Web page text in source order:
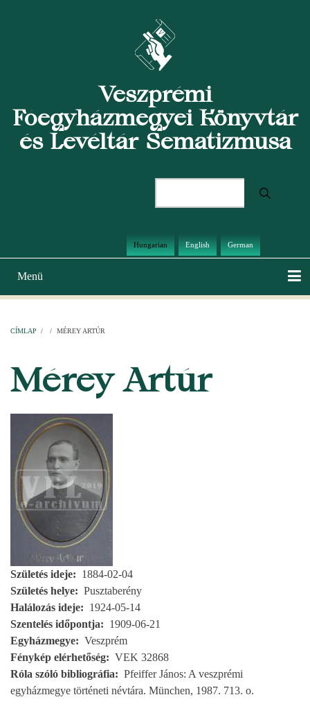
Veszprémi
Főegyházmegyei Könyvtár
és Levéltár Sematizmusa
Hungarian English German
Main
navigation
Menü
CÍMLAP / / MÉREY ARTÚR
Mérey Artúr
Születés ideje
1884-02-04
Születés helye
Pusztaberény
Halálozás ideje
1924-05-14
Szentelés időpontja
1909-06-21
Egyházmegye
Veszprém
Fénykép elérhetőség
VEK 32868
Róla szóló bibliográfia
Pfeiffer János: A veszprémi
egyházmegye történeti névtára. München, 1987. 713. o.